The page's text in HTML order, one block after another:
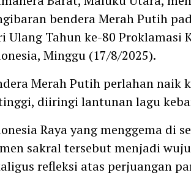
bendera Merah Putih
Ulang Tahun ke-80 Proklamasi
Minggu (17/8/2025).
Merah Putih perlahan naik
diiringi lantunan lagu
Raya yang menggema di
sakral tersebut menjadi
refleksi atas perjuangan